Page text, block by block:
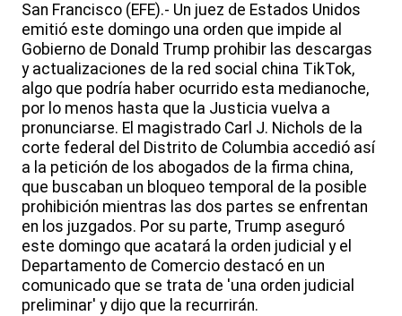
San Francisco (EFE).- Un juez de Estados Unidos
emitió este domingo una orden que impide al
Gobierno de Donald Trump prohibir las descargas
y actualizaciones de la red social china TikTok,
algo que podría haber ocurrido esta medianoche,
por lo menos hasta que la Justicia vuelva a
pronunciarse. El magistrado Carl J. Nichols de la
corte federal del Distrito de Columbia accedió así
a la petición de los abogados de la firma china,
que buscaban un bloqueo temporal de la posible
prohibición mientras las dos partes se enfrentan
en los juzgados. Por su parte, Trump aseguró
este domingo que acatará la orden judicial y el
Departamento de Comercio destacó en un
comunicado que se trata de 'una orden judicial
preliminar' y dijo que la recurrirán.